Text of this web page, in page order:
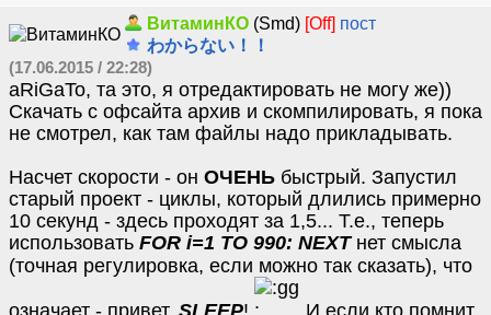
ВитаминКО (Smd) [Off] пост
わからない！！
(17.06.2015 / 22:28)
aRiGaTo, та это, я отредактировать не могу же))
Скачать с офсайта архив и скомпилировать, я пока
не смотрел, как там файлы надо прикладывать.
Насчет скорости - он ОЧЕНЬ быстрый. Запустил
старый проект - циклы, который длились примерно
10 секунд - здесь проходят за 1,5... Т.е., теперь
использовать FOR i=1 TO 990: NEXTнет смысла
(точная регулировка, если можно так сказать), что
означает - привет, SLEEP!
И если кто помнит